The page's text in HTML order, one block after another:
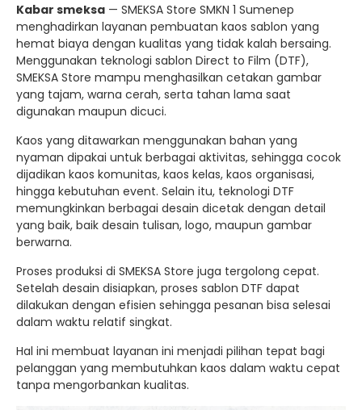
Kabar smeksa — SMEKSA Store SMKN 1 Sumenep
menghadirkan layanan pembuatan kaos sablon yang
hemat biaya dengan kualitas yang tidak kalah bersaing.
Menggunakan teknologi sablon Direct to Film (DTF),
SMEKSA Store mampu menghasilkan cetakan gambar
yang tajam, warna cerah, serta tahan lama saat
digunakan maupun dicuci.
Kaos yang ditawarkan menggunakan bahan yang
nyaman dipakai untuk berbagai aktivitas, sehingga cocok
dijadikan kaos komunitas, kaos kelas, kaos organisasi,
hingga kebutuhan event. Selain itu, teknologi DTF
memungkinkan berbagai desain dicetak dengan detail
yang baik, baik desain tulisan, logo, maupun gambar
berwarna.
Proses produksi di SMEKSA Store juga tergolong cepat.
Setelah desain disiapkan, proses sablon DTF dapat
dilakukan dengan efisien sehingga pesanan bisa selesai
dalam waktu relatif singkat.
Hal ini membuat layanan ini menjadi pilihan tepat bagi
pelanggan yang membutuhkan kaos dalam waktu cepat
tanpa mengorbankan kualitas.